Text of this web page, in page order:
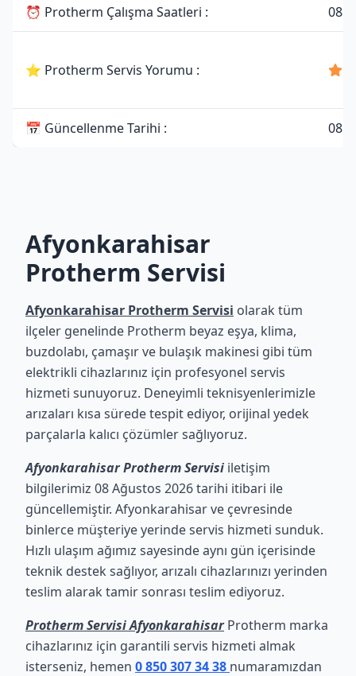
⏰ Protherm Çalışma Saatleri :
⭐ Protherm Servis Yorumu :
📅 Güncellenme Tarihi : 08
Afyonkarahisar
Protherm Servisi
Afyonkarahisar Protherm Servisi olarak tüm
ilçeler genelinde Protherm beyaz eşya, klima,
buzdolabı, çamaşır ve bulaşık makinesi gibi tüm
elektrikli cihazlarınız için profesyonel servis
hizmeti sunuyoruz. Deneyimli teknisyenlerimizle
arızaları kısa sürede tespit ediyor, orijinal yedek
parçalarla kalıcı çözümler sağlıyoruz.
Afyonkarahisar Protherm Servisi iletişim
bilgilerimiz 08 Ağustos 2026 tarihi itibari ile
güncellemiştir. Afyonkarahisar ve çevresinde
binlerce müşteriye yerinde servis hizmeti sunduk.
Hızlı ulaşım ağımız sayesinde aynı gün içerisinde
teknik destek sağlıyor, arızalı cihazlarınızı yerinden
teslim alarak tamir sonrası teslim ediyoruz.
Protherm Servisi AfyonkarahisarProtherm marka
cihazlarınız için garantili servis hizmeti almak
isterseniz, hemen 0 850 307 34 38 numaramızdan